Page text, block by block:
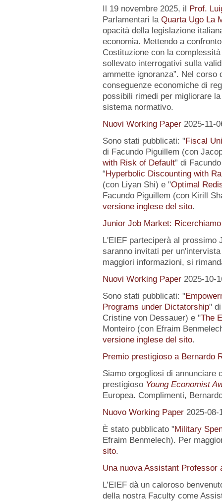
Il 19 novembre 2025, il Prof.
Parlamentari la Quarta Ugo La
opacità della legislazione
economia. Mettendo a
Costituzione con la
sollevato interrogativi sulla
ammette ignoranza”. Nel corso
conseguenze economiche di
possibili rimedi per migliorare
sistema normativo.
Nuovi Working Paper 2025-11-
Sono stati pubblicati: "Fiscal
di Facundo Piguillem (con
with Risk of Default” di
“Hyperbolic Discounting with
(con Liyan Shi) e "Optimal
Facundo Piguillem (con Kirill
versione inglese del sito.
Junior Job Market:
L'EIEF parteciperà al prossimo
saranno invitati per
maggiori informazioni, si
Nuovi Working Paper 2025-10-
Sono stati pubblicati: "
Programs under Dictatorship"
Cristine von Dessauer) e "The
Monteiro (con Efraim
versione inglese del sito.
Premio prestigioso a Bernardo
Siamo orgogliosi di annunciare
prestigioso Young Economist
Europea. Complimenti,
Nuovo Working Paper 2025-08-
È stato pubblicato "Military
Efraim Benmelech). Per
sito.
Una nuova Assistant Professor
L’EIEF dà un caloroso
della nostra Faculty come